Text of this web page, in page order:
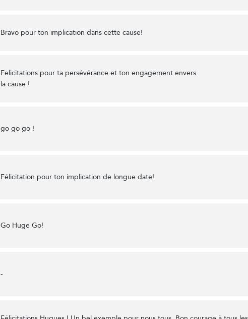
Bravo pour ton implication dans cette cause!
Felicitations pour ta persévérance et ton engagement envers
la cause !
go go go !
Félicitation pour ton implication de longue date!
Go Huge Go!
-